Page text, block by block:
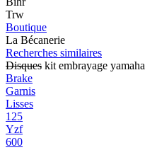
Trw
Boutique
La Bécanerie
Recherches similaires
Disques kit embrayage yamaha
Brake
Garnis
Lisses
125
Yzf
600